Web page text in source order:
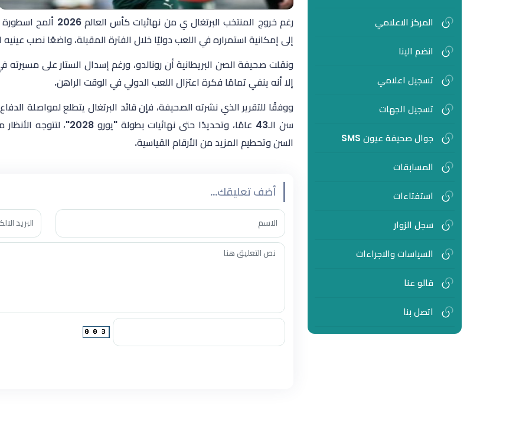
المركز الاعلامي
انضم الينا
تسجيل اعلامي
تسجيل الجهات
جوال صحيفة عيون SMS
المسابقات
استفتاءات
سجل الزوار
السياسات والاجراءات
قالو عنا
اتصل بنا
إلى إمكانية استمراره في اللعب دوليًا خلال الفترة المقبلة، واضعًا نصب
ونقلت صحيفة الصن البريطانية أن رونالدو، ورغم إسدال الستار على مسيرته
إلا أنه ينفي تمامًا فكرة اعتزال اللعب الدولي في الوقت الراهن.
ووفقًا للتقرير الذي نشرته الصحيفة، فإن قائد البرتغال يتطلع لمواصلة
سن الـ43 عامًا، وتحديدًا حتى
السن وتحطيم المزيد من الأرقام القياسية.
أضف تعليقك...